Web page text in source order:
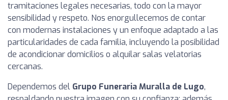
tramitaciones legales necesarias, todo con la mayor
sensibilidad y respeto. Nos enorgullecemos de contar
con modernas instalaciones y un enfoque adaptado a las
particularidades de cada familia, incluyendo la posibilidad
de acondicionar domicilios o alquilar salas velatorias
cercanas.
Dependemos del Grupo Funeraria Muralla de Lugo,